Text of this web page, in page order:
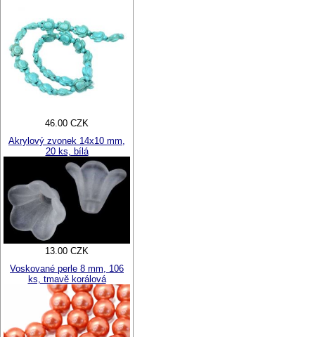
46.00 CZK
Akrylový zvonek 14x10 mm,
20 ks, bílá
13.00 CZK
Voskované perle 8 mm, 106
ks, tmavě korálová